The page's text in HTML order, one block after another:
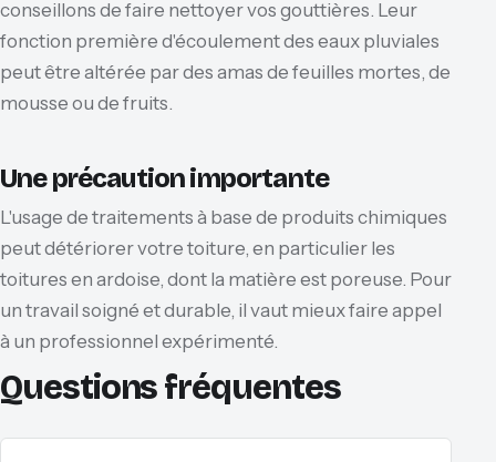
conseillons de faire nettoyer vos gouttières. Leur
fonction première d'écoulement des eaux pluviales
peut être altérée par des amas de feuilles mortes, de
mousse ou de fruits.
Une précaution importante
L'usage de traitements à base de produits chimiques
peut détériorer votre toiture, en particulier les
toitures en ardoise, dont la matière est poreuse. Pour
un travail soigné et durable, il vaut mieux faire appel
à un professionnel expérimenté.
Questions fréquentes